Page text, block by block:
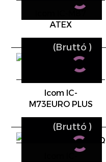
ATEX
Icom IC-
M73EURO PLUS
(Bruttó )
(Bruttó )